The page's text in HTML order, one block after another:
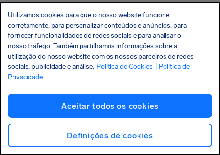
Mais aeroportos com os quais podemos
ajudar a receber compensação:
Lisboa
Porto
Madrid Adolfo Suarez
Barcelona
Utilizamos cookies para que o nosso website funcione
corretamente, para personalizar conteúdos e anúncios, para
fornecer funcionalidades de redes sociais e para analisar o
nosso tráfego. Também partilhamos informações sobre a
utilização do nosso website com os nossos parceiros de redes
sociais, publicidade e análise. Política de Cookies
| Política de
Privacidade
Aceitar todos os cookies
Definições de cookies